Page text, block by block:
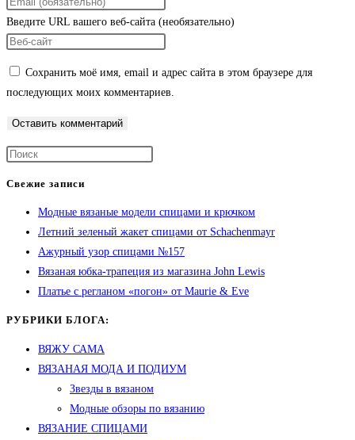
Введите URL вашего веб-сайта (необязательно)
Сохранить моё имя, email и адрес сайта в этом браузере для
последующих моих комментариев.
Свежие записи
Модные вязаные модели спицами и крючком
Летний зеленый жакет спицами от Schachenmayr
Ажурный узор спицами №157
Вязаная юбка-трапеция из магазина John Lewis
Платье с регланом «погон» от Maurie & Eve
РУБРИКИ БЛОГА:
ВЯЖУ САМА
ВЯЗАНАЯ МОДА И ПОДИУМ
Звезды в вязаном
Модные обзоры по вязанию
ВЯЗАНИЕ СПИЦАМИ